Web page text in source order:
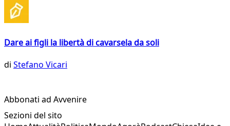
Dare ai figli la libertà di cavarsela da soli
di Stefano Vicari
Abbonati ad Avvenire
Sezioni del sito